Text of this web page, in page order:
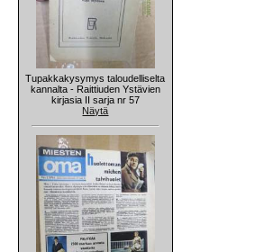
Tupakkakysymys taloudelliselta
kannalta - Raittiuden Ystävien
kirjasia II sarja nr 57
Näytä